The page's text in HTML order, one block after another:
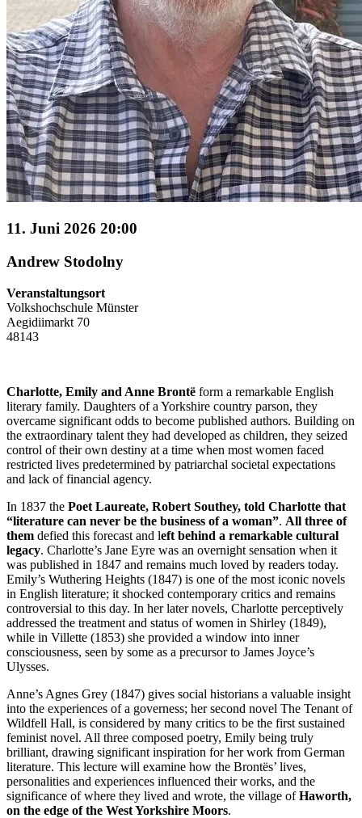
11. Juni 2026 20:00
Andrew Stodolny
Veranstaltungsort
Volkshochschule Münster
Aegidiimarkt 70
48143
Charlotte, Emily and Anne Brontë form a remarkable English
literary family. Daughters of a Yorkshire country parson, they
overcame significant odds to become published authors. Building on
the extraordinary talent they had developed as children, they seized
control of their own destiny at a time when most women faced
restricted lives predetermined by patriarchal societal expectations
and lack of financial agency.
In 1837 the Poet Laureate, Robert Southey, told Charlotte that
“literature can never be the business of a woman”. All three of
them defied this forecast and left behind a remarkable cultural
legacy. Charlotte’s Jane Eyre was an overnight sensation when it
was published in 1847 and remains much loved by readers today.
Emily’s Wuthering Heights (1847) is one of the most iconic novels
in English literature; it shocked contemporary critics and remains
controversial to this day. In her later novels, Charlotte perceptively
addressed the treatment and status of women in Shirley (1849),
while in Villette (1853) she provided a window into inner
consciousness, seen by some as a precursor to James Joyce’s
Ulysses.
Anne’s Agnes Grey (1847) gives social historians a valuable insight
into the experiences of a governess; her second novel The Tenant of
Wildfell Hall, is considered by many critics to be the first sustained
feminist novel. All three composed poetry, Emily being truly
brilliant, drawing significant inspiration for her work from German
literature. This lecture will examine how the Brontës’ lives,
personalities and experiences influenced their works, and the
significance of where they lived and wrote, the village ofHaworth,
on the edge of the West Yorkshire Moors.